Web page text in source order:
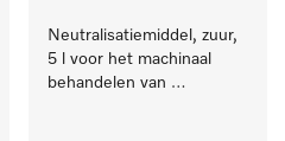
Neutralisatiemiddel, zuur,
5 l voor het machinaal
behandelen van